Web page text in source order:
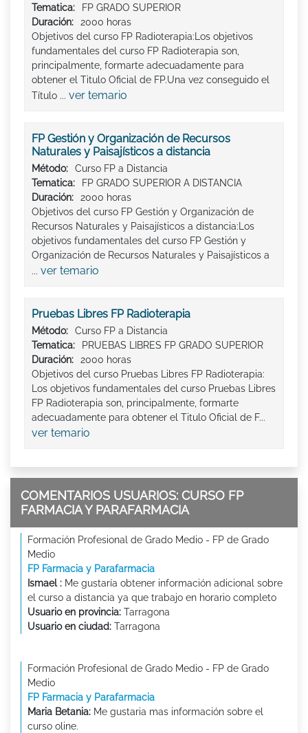
Tematica:
FP GRADO SUPERIOR
Duración:
2000 horas
Objetivos del curso FP Radioterapia:Los objetivos
fundamentales del curso FP Radioterapia son,
principalmente, formarte adecuadamente para
obtener el Titulo Oficial de FP.Una vez conseguido el
Título ... ver temario
FP Gestión y Organización de Recursos
Naturales y Paisajísticos a distancia
Método:
Curso FP a Distancia
Tematica:
FP GRADO SUPERIOR A DISTANCIA
Duración:
2000 horas
Objetivos del curso FP Gestión y Organización de
Recursos Naturales y Paisajísticos a distancia:Los
objetivos fundamentales del curso FP Gestión y
Organización de Recursos Naturales y Paisajísticos a
... ver temario
Pruebas Libres FP Radioterapia
Método:
Curso FP a Distancia
Tematica:
PRUEBAS LIBRES FP GRADO SUPERIOR
Duración:
2000 horas
Objetivos del curso Pruebas Libres FP Radioterapia:
Los objetivos fundamentales del curso Pruebas Libres
FP Radioterapia son, principalmente, formarte
adecuadamente para obtener el Titulo Oficial de F...
ver temario
COMENTARIOS USUARIOS: CURSO FP
FARMACIA Y PARAFARMACIA
Formación Profesional de Grado Medio - FP de Grado
Medio
FP Farmacia y Parafarmacia
Ismael : Me gustaría obtener información adicional sobre
el curso a distancia ya que trabajo en horario completo
Usuario en provincia: Tarragona
Usuario en ciudad: Tarragona
Formación Profesional de Grado Medio - FP de Grado
Medio
FP Farmacia y Parafarmacia
Maria Betania: Me gustaria mas información sobre el
curso oline.